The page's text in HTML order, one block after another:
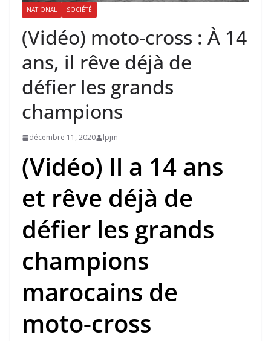
NATIONAL SOCIÉTÉ
(Vidéo) moto-cross : À 14
ans, il rêve déjà de
défier les grands
champions
décembre 11, 2020 lpjm
(Vidéo) Il a 14 ans
et rêve déjà de
défier les grands
champions
marocains de
moto-cross